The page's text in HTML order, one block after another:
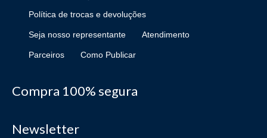
Política de trocas e devoluções
Seja nosso representante Atendimento
Parceiros Como Publicar
Compra 100% segura
Newsletter